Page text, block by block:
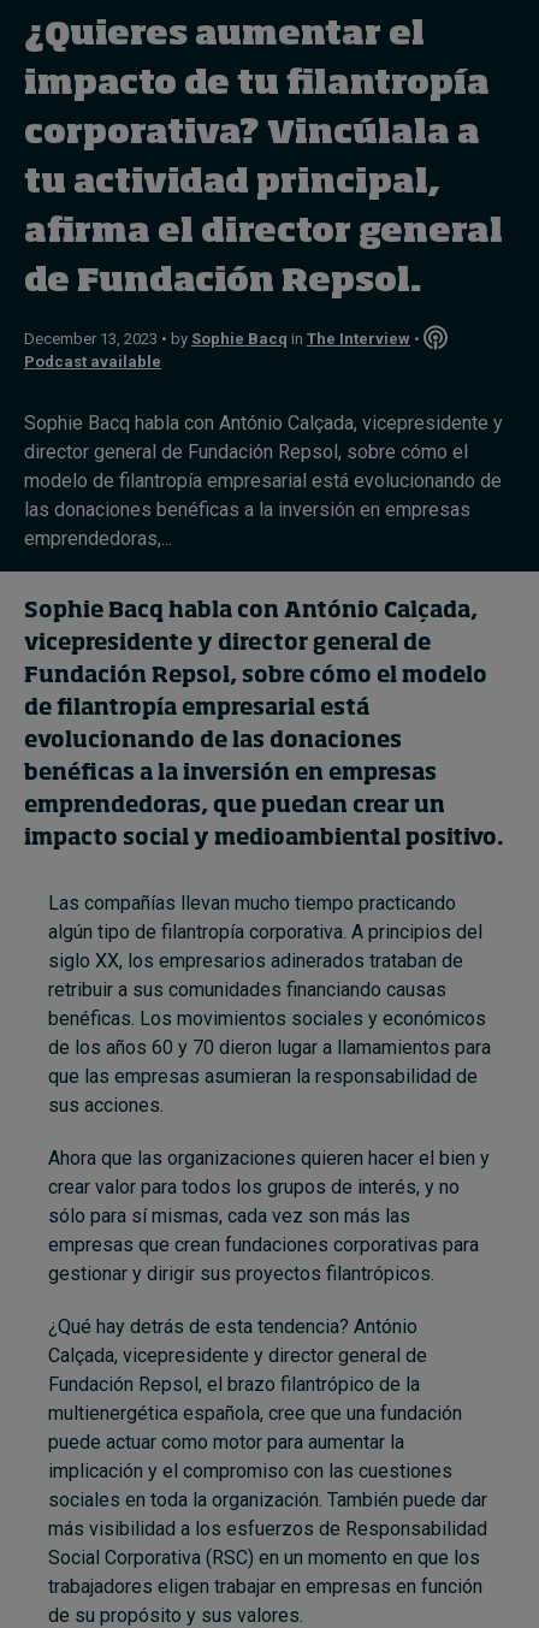
Topics
Podcasts
Popular series
2026 IMD research - White papers
Live events
Subscribe
About
Contact
¿Quieres aumentar el
impacto de tu filantropía
corporativa? Vincúlala a
tu actividad principal,
afirma el director general
de Fundación Repsol.
December 13, 2023 • by Sophie Bacq in The Interview •
Podcast available
Sophie Bacq habla con António Calçada, vicepresidente y
director general de Fundación Repsol, sobre cómo el
modelo de filantropía empresarial está evolucionando de
las donaciones benéficas a la inversión en empresas
emprendedoras,...
Sophie Bacq habla con António Calçada,
vicepresidente y director general de
Fundación Repsol, sobre cómo el modelo
de filantropía empresarial está
evolucionando de las donaciones
benéficas a la inversión en empresas
emprendedoras, que puedan crear un
impacto social y medioambiental positivo.
Las compañías llevan mucho tiempo practicando
algún tipo de filantropía corporativa. A principios del
siglo XX, los empresarios adinerados trataban de
retribuir a sus comunidades financiando causas
benéficas. Los movimientos sociales y económicos
de los años 60 y 70 dieron lugar a llamamientos para
que las empresas asumieran la responsabilidad de
sus acciones.
Ahora que las organizaciones quieren hacer el bien y
crear valor para todos los grupos de interés, y no
sólo para sí mismas, cada vez son más las
empresas que crean fundaciones corporativas para
gestionar y dirigir sus proyectos filantrópicos.
¿Qué hay detrás de esta tendencia? António
Calçada, vicepresidente y director general de
Fundación Repsol, el brazo filantrópico de la
multienergética española, cree que una fundación
puede actuar como motor para aumentar la
implicación y el compromiso con las cuestiones
sociales en toda la organización. También puede dar
más visibilidad a los esfuerzos de Responsabilidad
Social Corporativa (RSC) en un momento en que los
trabajadores eligen trabajar en empresas en función
de su propósito y sus valores.